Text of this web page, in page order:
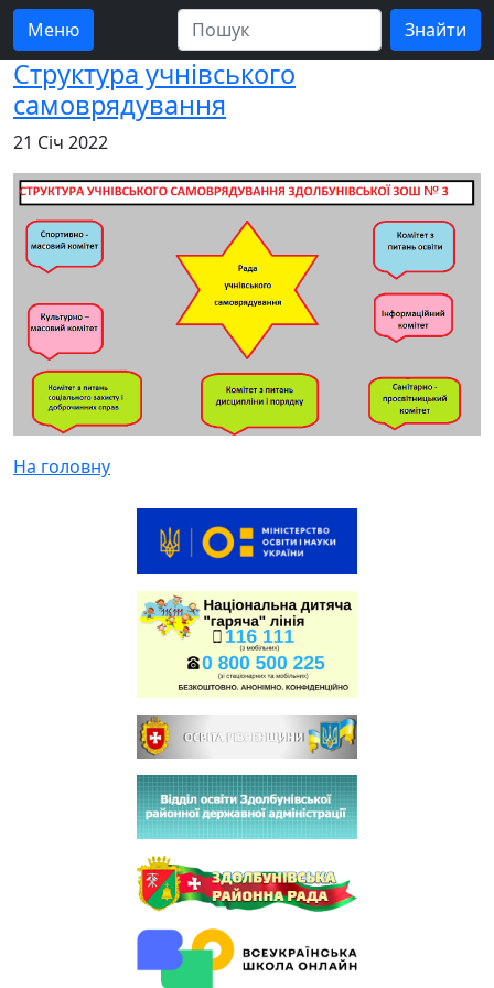
Меню
Структура учнівського
самоврядування
21 Січ 2022
На головну